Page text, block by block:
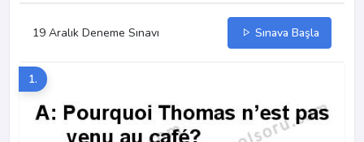
19 Aralık Deneme Sınavı Sınava Başla
1.